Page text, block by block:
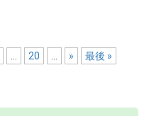
... 20 ... » 最後 »